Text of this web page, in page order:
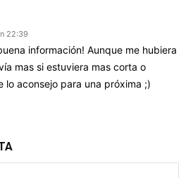
22:39
información! Aunque me hubiera
mas si estuviera mas corta o
lo aconsejo para una próxima ;)